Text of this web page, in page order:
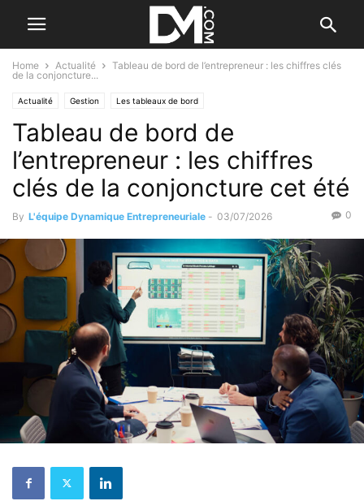
Home Actualité
Tableau de bord de l’entrepreneur : les chiffres clés
de la conjoncture...
Actualité Gestion Les tableaux de bord
Tableau de bord de
l’entrepreneur : les chiffres
clés de la conjoncture cet été
By L'équipe Dynamique Entrepreneuriale - 03/07/2026 0